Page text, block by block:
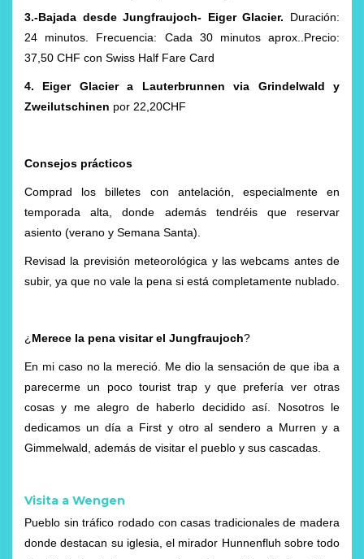
3.-Bajada desde Jungfraujoch- Eiger Glacier. Duración:
24 minutos. Frecuencia: Cada 30 minutos aprox..Precio:
37,50 CHF con Swiss Half Fare Card
4. Eiger Glacier a Lauterbrunnen via Grindelwald y
Zweilutschinen por 22,20CHF
Consejos prácticos
Comprad los billetes con antelación, especialmente en
temporada alta, donde además tendréis que reservar
asiento (verano y Semana Santa).
Revisad la previsión meteorológica y las webcams antes de
subir, ya que no vale la pena si está completamente nublado.
¿ Merece la pena visitar el Jungfraujoch?
En mi caso no la mereció. Me dio la sensación de que iba a
parecerme un poco tourist trap y que prefería ver otras
cosas y me alegro de haberlo decidido así. Nosotros le
dedicamos un día a First y otro al sendero a Murren y a
Gimmelwald, además de visitar el pueblo y sus cascadas.
Visita a Wengen
Pueblo sin tráfico rodado con casas tradicionales de madera
donde destacan su iglesia, el mirador Hunnenfluh sobre todo